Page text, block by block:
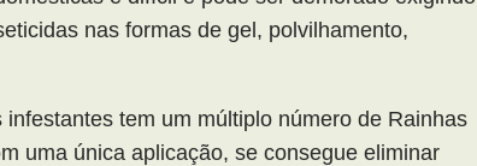
nas formas de gel, polvilhamento,
tem um múltiplo número de Rainhas
uma única aplicação, se consegue eliminar